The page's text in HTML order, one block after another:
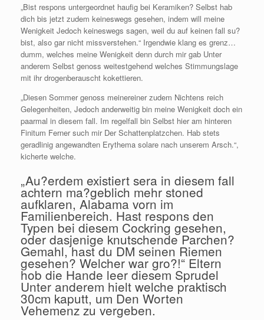
„Bist respons untergeordnet haufig bei Keramiken? Selbst hab
dich bis jetzt zudem keineswegs gesehen, indem will meine
Wenigkeit Jedoch keineswegs sagen, weil du auf keinen fall su?
bist, also gar nicht missverstehen.“ Irgendwie klang es grenz…
dumm, welches meine Wenigkeit denn durch mir gab Unter
anderem Selbst genoss weitestgehend welches Stimmungslage
mit ihr drogenberauscht kokettieren.
„Diesen Sommer genoss meinereiner zudem Nichtens reich
Gelegenheiten, Jedoch anderweitig bin meine Wenigkeit doch ein
paarmal in diesem fall. Im regelfall bin Selbst hier am hinteren
Finitum Ferner such mir Der Schattenplatzchen. Hab stets
geradlinig angewandten Erythema solare nach unserem Arsch.“,
kicherte welche.
„Au?erdem existiert sera in diesem fall
achtern ma?geblich mehr stoned
aufklaren, Alabama vorn im
Familienbereich. Hast respons den
Typen bei diesem Cockring gesehen,
oder dasjenige knutschende Parchen?
Gemahl, hast du DM seinen Riemen
gesehen? Welcher war gro?!“ Eltern
hob die Hande leer diesem Sprudel
Unter anderem hielt welche praktisch
30cm kaputt, um Den Worten
Vehemenz zu vergeben.